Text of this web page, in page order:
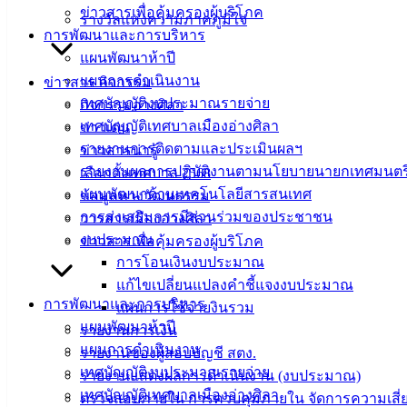
ข่าวสารเพื่อคุ้มครองผู้บริโภค
การพัฒนาและการบริหาร
แผนพัฒนาห้าปี
แผนการดำเนินงาน
เทศบัญญัติงบประมาณรายจ่าย
เทศบัญญัติเทศบาลเมืองอ่างศิลา
รายงานการติดตามและประเมินผลฯ
รายงานผลการปฏิบัติงานตามนโยบายนายกเทศมนต
แผนพัฒนาด้านเทคโนโลยีสารสนเทศ
การส่งเสริมการมีส่วนร่วมของประชาชน
งบประมาณ
การโอนเงินงบประมาณ
แก้ไขเปลี่ยนแปลงคำชี้แจงงบประมาณ
แผนการใช้จ่ายงินรวม
รายงานการเงิน
รายงานของผู้สอบบัญชี สตง.
รายงานแสดงผลการดำเนินงาน (งบประมาณ)
ตรวจสอบภายใน การควบคุมภายใน จัดการความเสี่
รางวัลแห่งความภาคภูมิใจ
ข่าวสาร กิจกรรม
กิจกรรมอ่างศิลา
ข่าวเด่น
ข่าวสารน่ารู้
เลือกตั้งเทศบาล 2568
ข้อมูลทางวัฒนธรรม
วารสารเมืองอ่างศิลา
ข่าวสารเพื่อคุ้มครองผู้บริโภค
การพัฒนาและการบริหาร
แผนพัฒนาห้าปี
แผนการดำเนินงาน
เทศบัญญัติงบประมาณรายจ่าย
เทศบัญญัติเทศบาลเมืองอ่างศิลา
ที่ตั้ง : สำนักงานเทศบาลเมืองอ่างศิลา 90/338 ม.3
ต.เสม็ด อ.เมือง จ.ชลบุรี 20000
ติดต่อ :038-142-100-104
บริการประชาชน
ดาวน์โหลดแบบฟอร์ม, เอกสาร
คู่มือสำหรับประชาชน/คู่มือการปฏิบัติงาน
ข่าวสารน่ารู้
ศุนย์ข้อมูลข่าวสารอิเล็กทรอนิกส์
องค์ความรู้ (Knowledge Management)
ติดต่อเทศบาล
สายตรงนายก
ประวัติเทศบาล